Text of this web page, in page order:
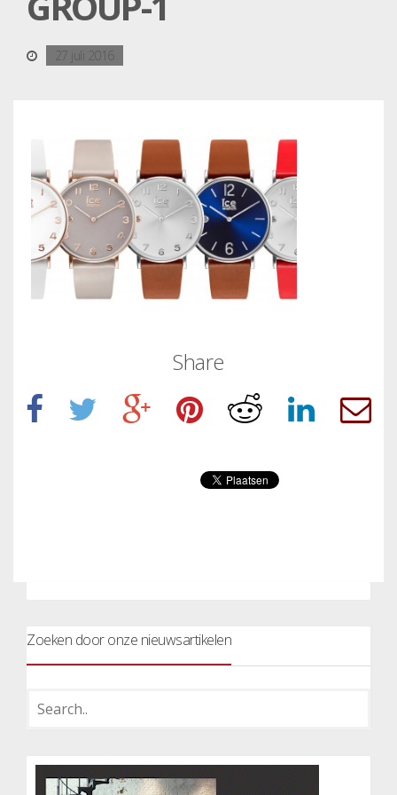
27 juli 2016
Share
Zoeken door onze nieuwsartikelen